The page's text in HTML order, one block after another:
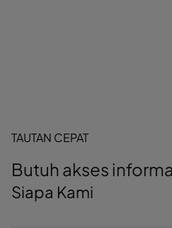
TAUTAN CEPAT
Butuh akses
Siapa Kami